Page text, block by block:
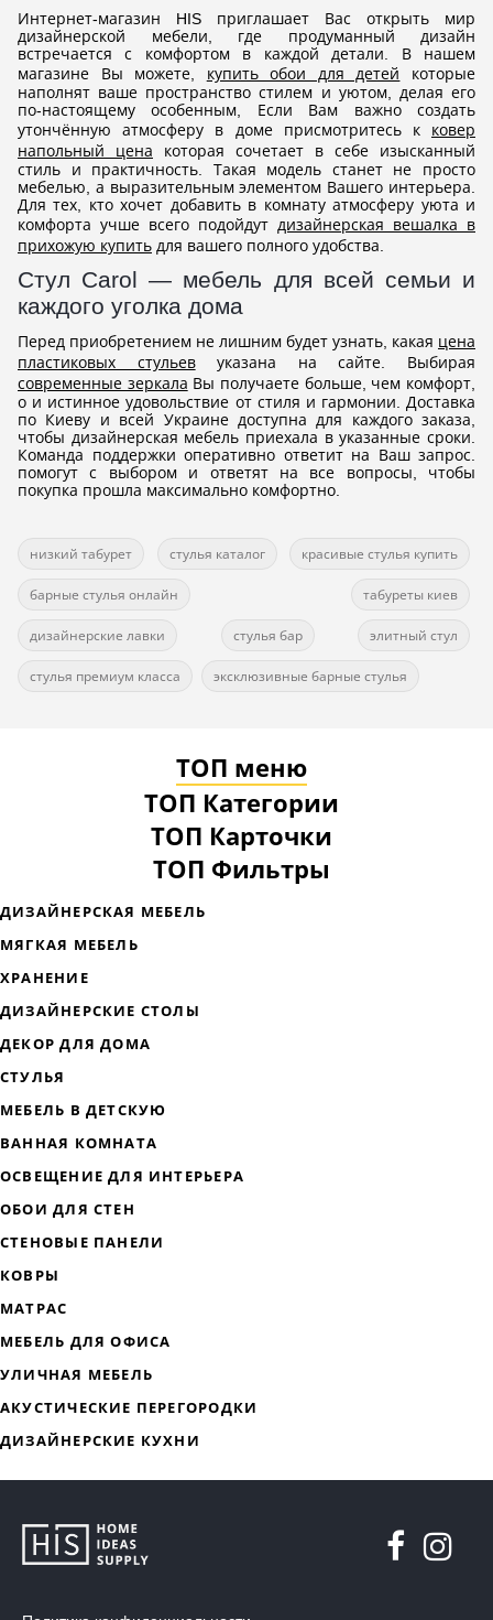
Интернет-магазин HIS приглашает Вас открыть мир
дизайнерской мебели, где продуманный дизайн
встречается с комфортом в каждой детали. В нашем
магазине Вы можете, купить обои для детей которые
наполнят ваше пространство стилем и уютом, делая его
по-настоящему особенным, Если Вам важно создать
утончённую атмосферу в доме присмотритесь к ковер
напольный цена которая сочетает в себе изысканный
стиль и практичность. Такая модель станет не просто
мебелью, а выразительным элементом Вашего интерьера.
Для тех, кто хочет добавить в комнату атмосферу уюта и
комфорта учше всего подойдут дизайнерская вешалка в
прихожую купить для вашего полного удобства.
Cтул Carol — мебель для всей семьи и
каждого уголка дома
Перед приобретением не лишним будет узнать, какая цена
пластиковых стульевуказана на сайте. Выбирая
современные зеркала Вы получаете больше, чем комфорт,
о и истинное удовольствие от стиля и гармонии. Доставка
по Киеву и всей Украине доступна для каждого заказа,
чтобы дизайнерская мебель приехала в указанные сроки.
Команда поддержки оперативно ответит на Ваш запрос.
помогут с выбором и ответят на все вопросы, чтобы
покупка прошла максимально комфортно.
низкий табурет стулья каталог красивые стулья купить
барные стулья онлайн табуреты киев
дизайнерские лавки стулья бар элитный стул
стулья премиум класса эксклюзивные барные стулья
ТОП меню
ТОП Категории
ТОП Карточки
ТОП Фильтры
МЯГКАЯ МЕБЕЛЬ
ХРАНЕНИЕ